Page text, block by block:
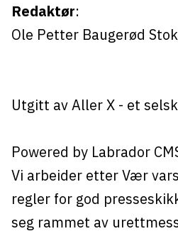
Redaktør:
Ole Petter Baugerød
Utgitt av Aller X- et
Powered by Labrador
Vi arbeider etter Vær
regler for god
seg rammet av